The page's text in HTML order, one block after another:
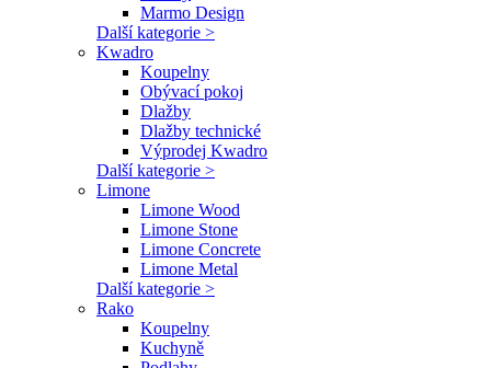
Marmo Design
Další kategorie >
Kwadro
Koupelny
Obývací pokoj
Dlažby
Dlažby technické
Výprodej Kwadro
Další kategorie >
Limone
Limone Wood
Limone Stone
Limone Concrete
Limone Metal
Další kategorie >
Rako
Koupelny
Kuchyně